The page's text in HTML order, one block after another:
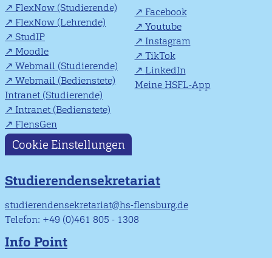
FlexNow (Studierende)
FlexNow (Lehrende)
StudIP
Moodle
Webmail (Studierende)
Webmail (Bedienstete)
Intranet (Studierende)
Intranet (Bedienstete)
FlensGen
Facebook
Youtube
Instagram
TikTok
LinkedIn
Meine HSFL-App
Cookie Einstellungen
Studierendensekretariat
studierendensekretariat@hs-flensburg.de
Telefon: +49 (0)461 805 - 1308
Info Point